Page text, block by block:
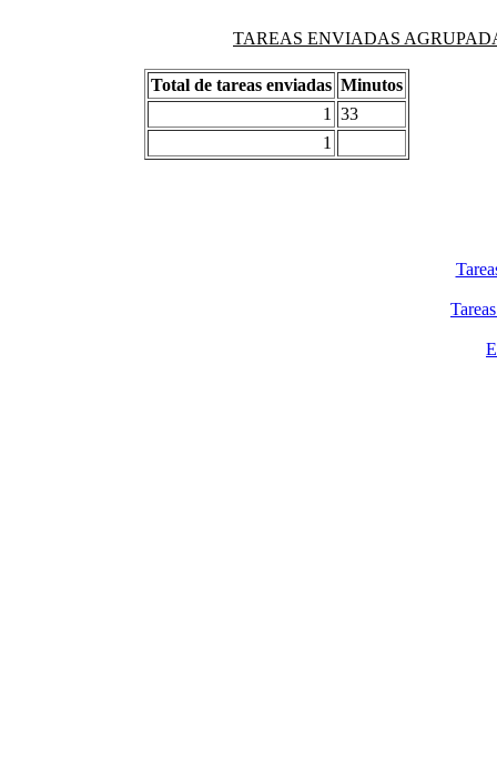
TAREAS ENVIADAS
Total de tareas enviadas Minutos
1
33
1